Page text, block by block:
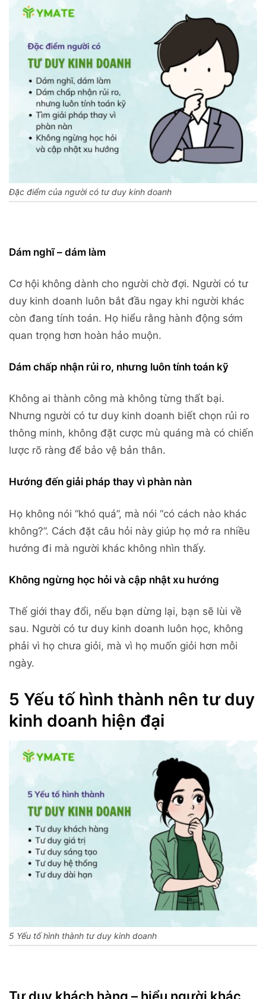
Đặc điểm của người có tư duy kinh doanh
Dám nghĩ – dám làm
Cơ hội không dành cho người chờ đợi. Người có tư
duy kinh doanh luôn bắt đầu ngay khi người khác
còn đang tính toán. Họ hiểu rằng hành động sớm
quan trọng hơn hoàn hảo muộn.
Dám chấp nhận rủi ro, nhưng luôn tính toán kỹ
Không ai thành công mà không từng thất bại.
Nhưng người có tư duy kinh doanh biết chọn rủi ro
thông minh, không đặt cược mù quáng mà có chiến
lược rõ ràng để bảo vệ bản thân.
Hướng đến giải pháp thay vì phàn nàn
Họ không nói “khó quá”, mà nói “có cách nào khác
không?”. Cách đặt câu hỏi này giúp họ mở ra nhiều
hướng đi mà người khác không nhìn thấy.
Không ngừng học hỏi và cập nhật xu hướng
Thế giới thay đổi, nếu bạn dừng lại, bạn sẽ lùi về
sau. Người có tư duy kinh doanh luôn học, không
phải vì họ chưa giỏi, mà vì họ muốn giỏi hơn mỗi
ngày.
5 Yếu tố hình thành nên tư duy
kinh doanh hiện đại
5 Yếu tố hình thành tư duy kinh doanh
Tư duy khách hàng – hiểu người khác